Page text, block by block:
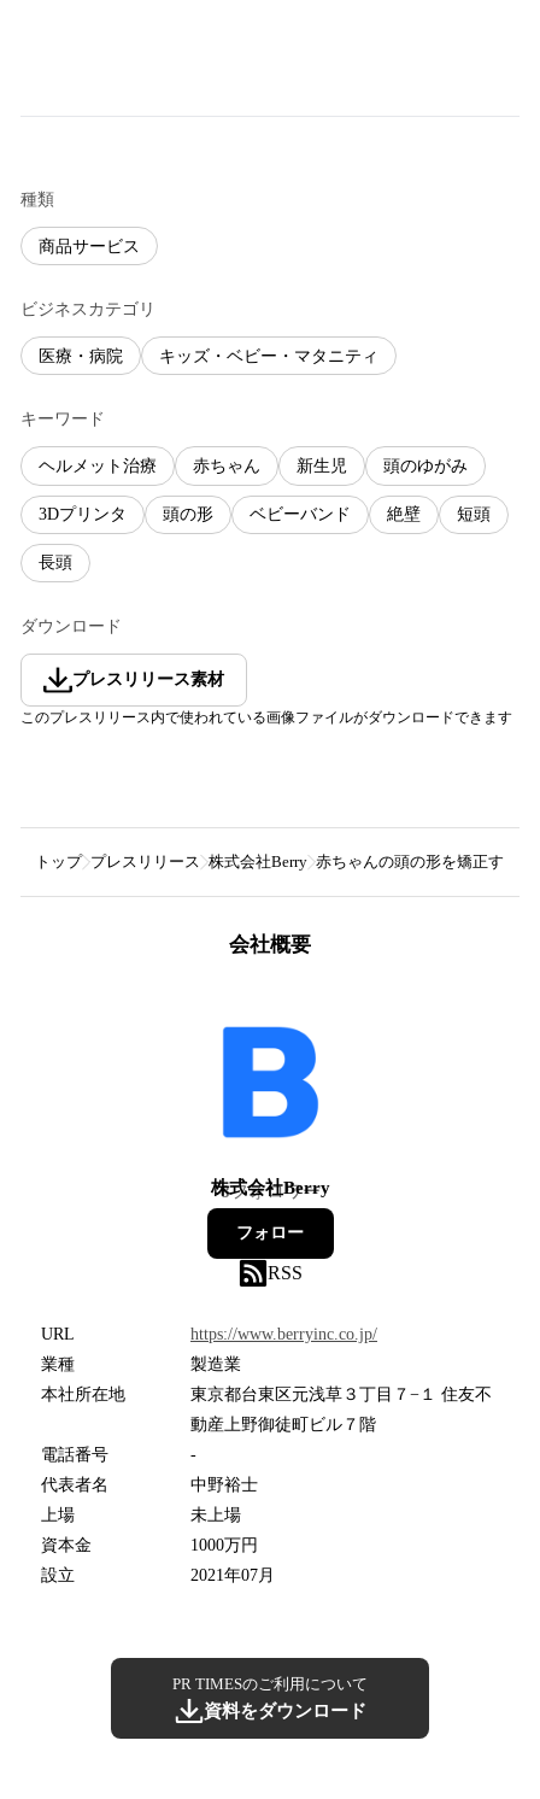
種類
商品サービス
ビジネスカテゴリ
医療・病院 キッズ・ベビー・マタニティ
キーワード
ヘルメット治療 赤ちゃん 新生児 頭のゆがみ
3Dプリンタ 頭の形 ベビーバンド 絶壁 短頭
長頭
ダウンロード
プレスリリース素材
このプレスリリース内で使われている画像ファイルがダウンロードできます
トップ プレスリリース 株式会社Berry 赤ちゃんの頭の形を矯正する
会社概要
株式会社Berry
8フォロワー
フォロー
RSS
URL
https://www.berryinc.co.jp/
業種
製造業
本社所在地
東京都台東区元浅草３丁目７−１ 住友不
動産上野御徒町ビル７階
電話番号
-
代表者名
中野裕士
上場
未上場
資本金
1000万円
設立
2021年07月
PR TIMESのご利用について
資料をダウンロード